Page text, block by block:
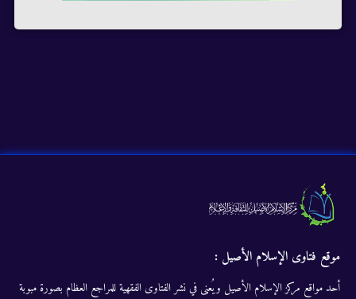
موقع فتاوى الإسلام الأصيل :
أحد مواقع مركز الإسلام الأصيل ويُعنى في نشر الفتاوى الفقهية للمراجع العظام بصورة مبوبة